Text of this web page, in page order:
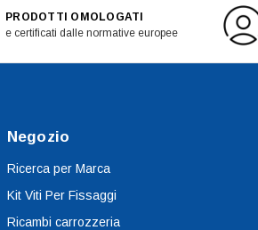
PRODOTTI OMOLOGATI
e certificati dalle normative europee
Negozio
Ricerca per Marca
Kit Viti Per Fissaggi
Ricambi carrozzeria